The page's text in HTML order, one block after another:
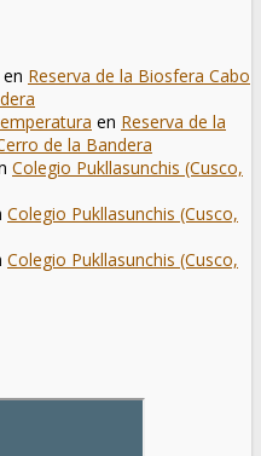
en Reserva de la Biosfera Cabo
en Reserva de la
de la Bandera
Colegio Pukllasunchis (Cusco,
Colegio Pukllasunchis (Cusco,
Colegio Pukllasunchis (Cusco,